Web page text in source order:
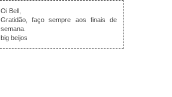
Oi Bell,
Gratidão, faço sempre aos finais de
semana.
big beijos